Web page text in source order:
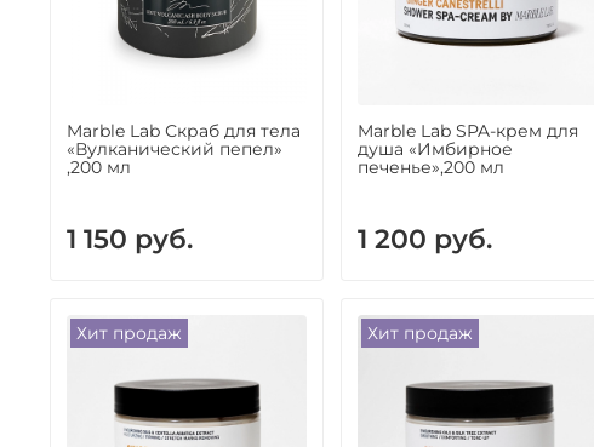
Marble Lab Скраб для тела
«Вулканический пепел»
,200 мл
1 150 руб.
Marble Lab SPA-крем для
душа «Имбирное
печенье»,200 мл
1 200 руб.
Хит продаж Хит продаж